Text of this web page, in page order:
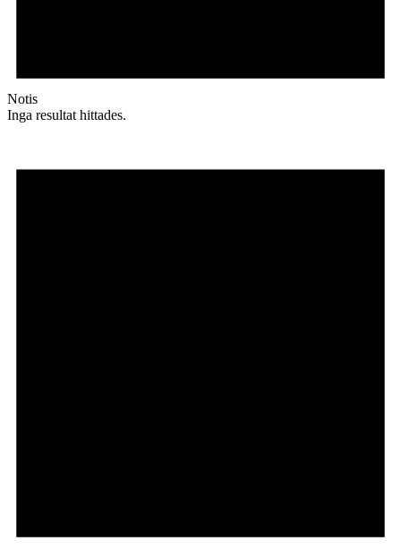
Notis
Inga resultat hittades.